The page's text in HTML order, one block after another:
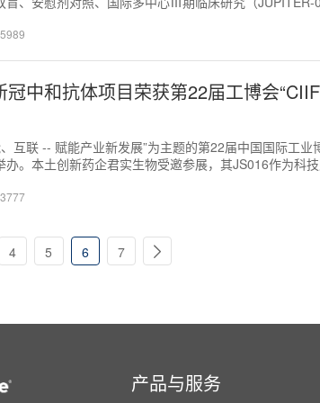
冠中和抗体项目荣获第22届工博会
互联 -- 赋能产业新发展”为主题的第22届中国国际工业
办。本土创新药企君实生物受邀参展，其JS016作为科
4 5 6 7
产品与服务